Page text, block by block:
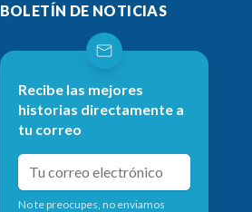
BOLETÍN DE NOTICIAS
Recibe las mejores
historias directamente a
tu correo
No te preocupes, no enviamos